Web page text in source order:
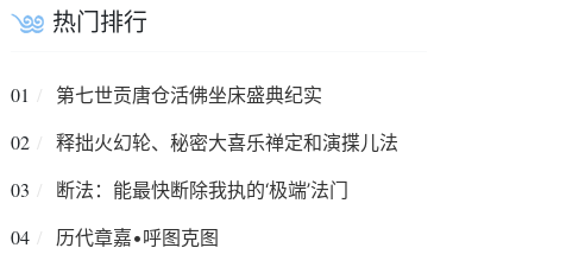
热门排行
01 第七世贡唐仓活佛坐床盛典纪实
02 释拙火幻轮、秘密大喜乐禅定和演揲儿法
03 断法：能最快断除我执的‘极端’法门
04 历代章嘉•呼图克图